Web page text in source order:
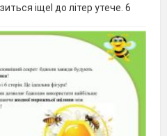
іщеІ до літер утече. 6